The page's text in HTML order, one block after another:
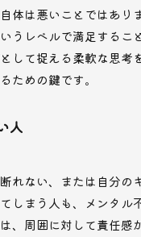
体は悪いことではあり
いうレベルで満足するこ
して捉える柔軟な思考
ための鍵です。
人
れない、または自分の
しまう人も、メンタル
、周囲に対して責任感